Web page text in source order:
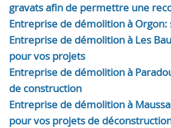
gravats afin de permettre une
Entreprise de démolition à
Entreprise de démolition à Les
pour vos projets
Entreprise de démolition à
de construction
Entreprise de démolition à
pour vos projets de